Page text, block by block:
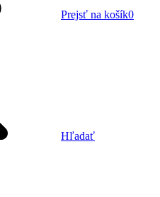
Prejsť na košík0
Hľadať